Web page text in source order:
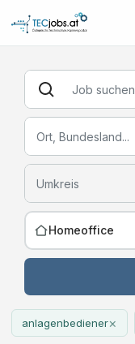
Homeoffice
anlagenbediener×